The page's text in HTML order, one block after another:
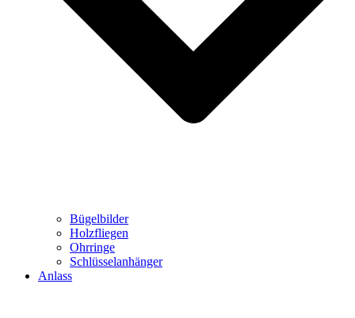
Bügelbilder
Holzfliegen
Ohrringe
Schlüsselanhänger
Anlass